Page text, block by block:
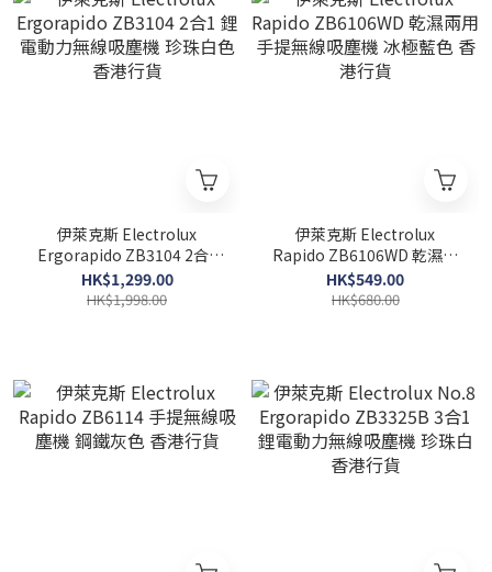
伊萊克斯 Electrolux
Ergorapido ZB3104 2合1
鋰電動力無線吸塵機 珍珠白
色 香港行貨
HK$1,299.00
HK$1,998.00
伊萊克斯 Electrolux
Rapido ZB6106WD 乾濕兩
用 手提無線吸塵機 冰極藍色
香港行貨
HK$549.00
HK$680.00